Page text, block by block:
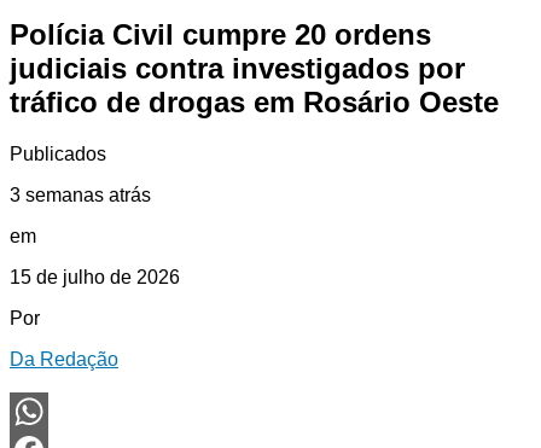
Polícia Civil cumpre 20 ordens
judiciais contra investigados por
tráfico de drogas em Rosário Oeste
Publicados
3 semanas atrás
em
15 de julho de 2026
Por
Da Redação